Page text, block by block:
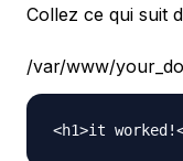
Collez ce qui suit
/var/www/